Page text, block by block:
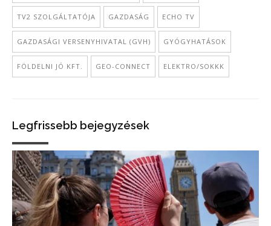
TV2 SZOLGÁLTATÓJA GAZDASÁG ECHO TV
GAZDASÁGI VERSENYHIVATAL (GVH) GYÓGYHATÁSOK
FÖLDELNI JÓ KFT. GEO-CONNECT ELEKTRO/SOKKK
Legfrissebb bejegyzések